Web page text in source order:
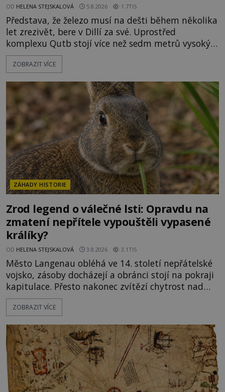
OD HELENA STEJSKALOVÁ 5.8.2026 1.7TIS
Představa, že železo musí na dešti během několika
let zrezivět, bere v Dillí za své. Uprostřed
komplexu Qutb stojí více než sedm metrů vysoký
železný sloup, který už přibližně 1 600 let odolává
počasí s jen nepatrnými stopami koroze. Jeho
ztracených technologiích či tajemných
materiálech. Moderní metalurgie však ukazuje, že
skutečné vysvětlení je ješt
ZOBRAZIT VÍCE
ZÁHADY HISTORIE
Zrod legend o válečné lsti: Opravdu na
zmatení nepřítele vypouštěli vypasené
králíky?
OD HELENA STEJSKALOVÁ 3.8.2026 3.1TIS
Město Langenau obléhá ve 14. století nepřátelské
vojsko, zásoby docházejí a obránci stojí na pokraji
kapitulace. Přesto nakonec zvítězí chytrost nad
hrubou silou. Podle staré německé legendy vypustí
obyvatelé za hradby dobře živeného králíka, aby
dost. Čas pracuje pro obléhatele. Ve městě ubývají
zásoby a každý den znamená další porci strádá
ZOBRAZIT VÍCE